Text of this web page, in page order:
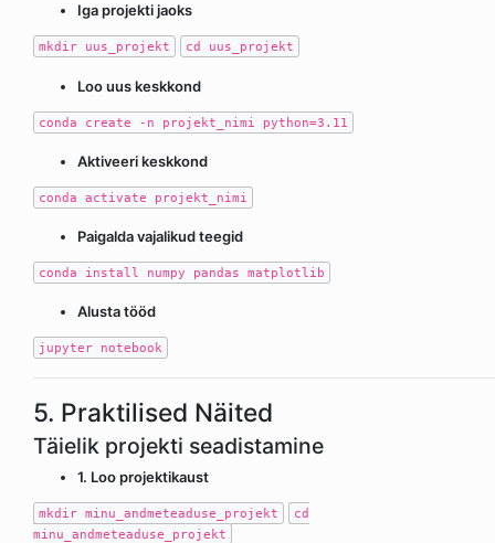
Iga projekti jaoks
mkdir uus_projekt cd uus_projekt
Loo uus keskkond
conda create -n projekt_nimi python=3.11
Aktiveeri keskkond
conda activate projekt_nimi
Paigalda vajalikud teegid
conda install numpy pandas matplotlib
Alusta tööd
jupyter notebook
5. Praktilised Näited
Täielik projekti seadistamine
1. Loo projektikaust
mkdir minu_andmeteaduse_projekt
cd
minu_andmeteaduse_projekt